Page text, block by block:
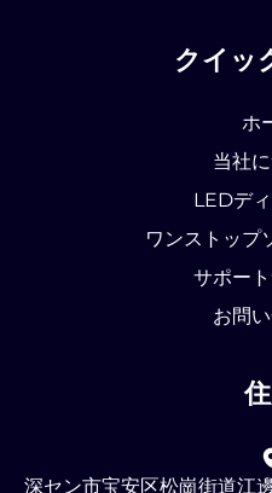
クイッ
ホ
当社
LEDデ
ワンストップ
サポー
お問
深セン市宝安区松崗街道江